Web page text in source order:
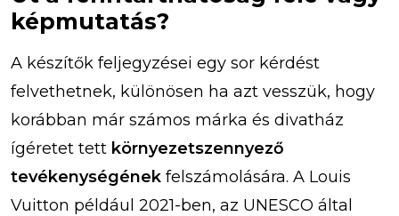
képmutatás?
A készítők feljegyzései egy sor kérdést
felvethetnek, különösen ha azt vesszük, hogy
korábban már számos márka és divatház
ígéretet tett környezetszennyező
tevékenységének felszámolására. A Louis
Vuitton például 2021-ben, az UNESCO által